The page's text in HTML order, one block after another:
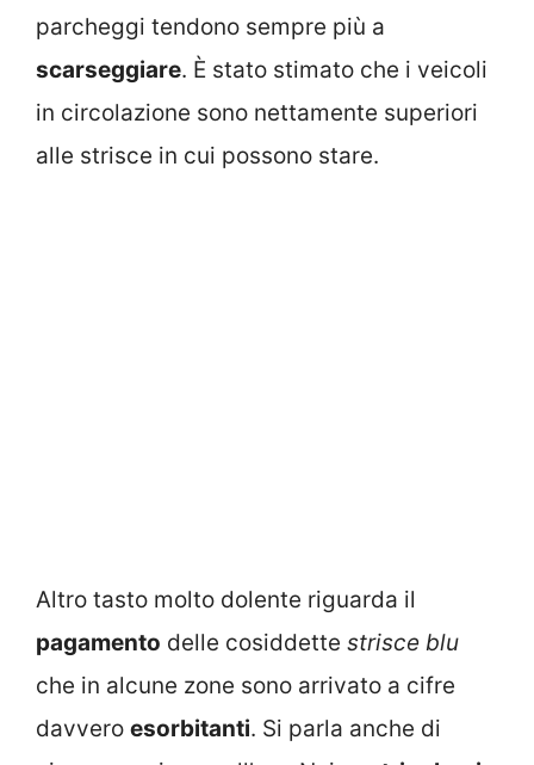
parcheggi tendono sempre più a
scarseggiare. È stato stimato che i veicoli
in circolazione sono nettamente superiori
alle strisce in cui possono stare.
Altro tasto molto dolente riguarda il
pagamento delle cosiddette strisce blu
che in alcune zone sono arrivato a cifre
davvero esorbitanti. Si parla anche di